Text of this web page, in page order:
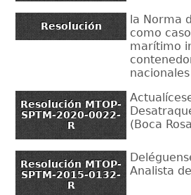
Resolución
la Norma
como
marítimo
nacionales
Resolución MTOP-
SPTM-2020-0022-
R
(Boca
Resolución MTOP-
SPTM-2015-0132-
R
Analista